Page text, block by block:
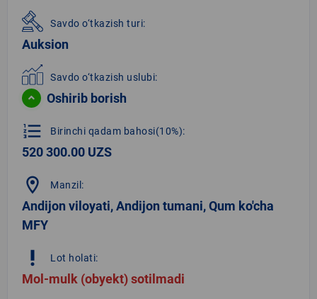
Savdo o‘tkazish turi:
Auksion
Savdo o‘tkazish uslubi:
Oshirib borish
format_list_numbered Birinchi qadam bahosi(10%):
520 300.00 UZS
location_on Manzil:
Andijon viloyati, Andijon tumani, Qum ko'cha
MFY
priority_high Lot holati:
Mol-mulk (obyekt) sotilmadi